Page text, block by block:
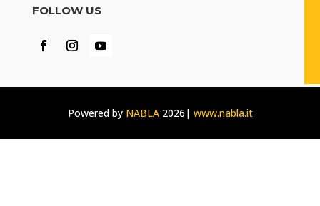
FOLLOW US
Powered by NABLA2026| www.nabla.it